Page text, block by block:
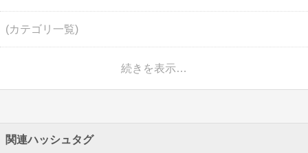
(カテゴリ一覧)
続きを表示…
関連ハッシュタグ